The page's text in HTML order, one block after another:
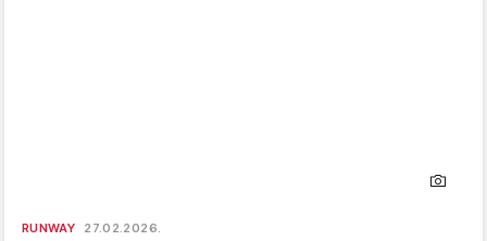
RUNWAY 27.02.2026.